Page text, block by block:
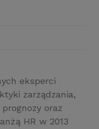
eksperci
zarządzania,
oraz
HR w 2013